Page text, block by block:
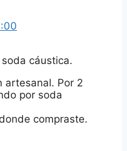
cáustica.
artesanal. Por 2
por soda
compraste.